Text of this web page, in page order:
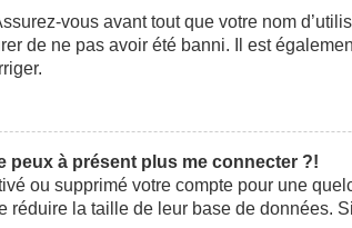
vous avant tout que votre nom
de ne pas avoir été banni. Il est
peux à présent plus me connecter ?!
ou supprimé votre compte pour une
réduire la taille de leur base de données.